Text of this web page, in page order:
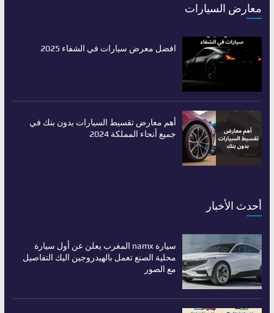
معارض السيارات
افضل معرض سيارات في الشفاء 2025
أهم معارض تقسيط السيارات بدون بنك في
جميع أنحاء المملكة 2024
أحدث الأخبار
سيارة namx المغرب يعلن عن أول سيارة
محلية الصنع تعمل بالهيدروجين اليك التفاصيل
مع الصور